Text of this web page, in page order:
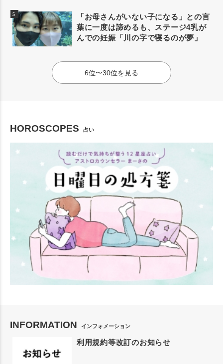
「お母さんがいない子になる」との言
葉に一度は諦めるも、ステージ4乳が
んでの妊娠「川の字で寝るのが夢」
6位〜30位を見る
HOROSCOPES 占い
INFORMATION インフォメーション
利用規約等改訂のお知らせ